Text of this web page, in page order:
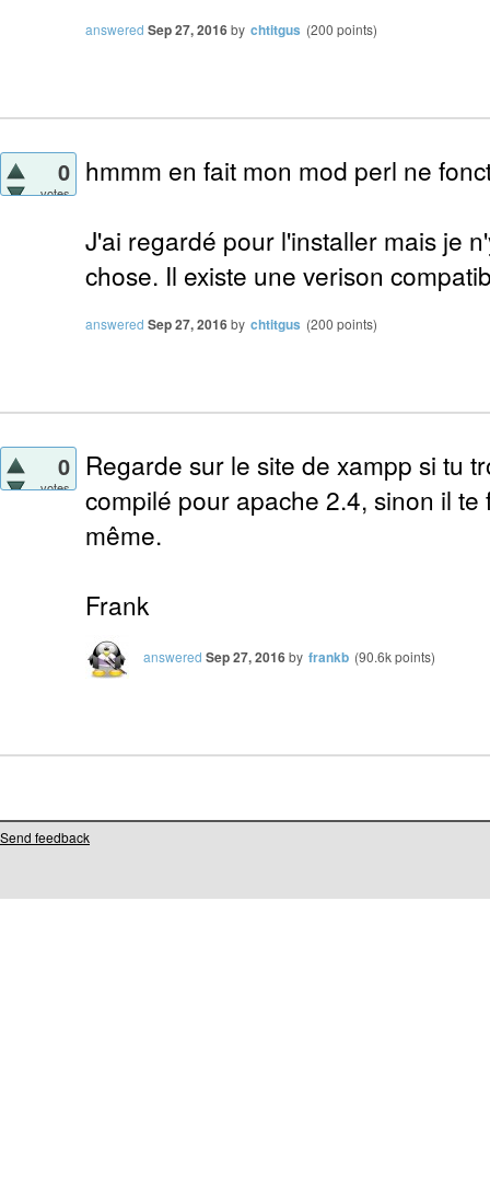
answered Sep 27, 2016by chtitgus (200 points)
0
votes
hmmm en fait mon mod perl ne
J'ai regardé pour l'installer mais je
chose. Il existe une verison
answered Sep 27, 2016by chtitgus (200 points)
0
votes
Regarde sur le site de xampp si tu
compilé pour apache 2.4, sinon il
même.
Frank
answered Sep 27, 2016by frankb (90.6kpoints)
Send feedback